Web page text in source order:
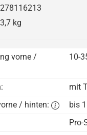
kg
vorne /
10-
mit
/ hinten:
bis
Pro-